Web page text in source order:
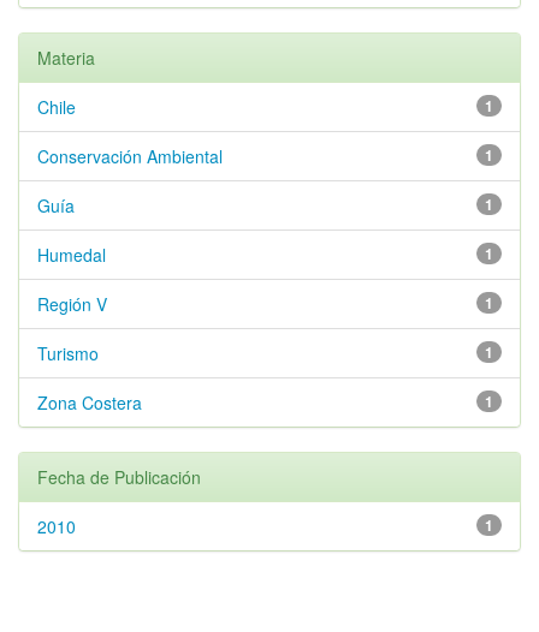
Materia
1
Chile
1
Conservación Ambiental
1
Guía
1
Humedal
1
Región V
1
Turismo
1
Zona Costera
Fecha de Publicación
1
2010